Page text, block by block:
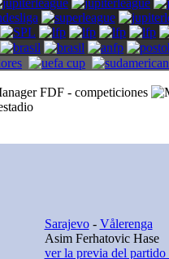
Sarajevo- Vålerenga
Asim Ferhatovic Hase
ver la previa del partido